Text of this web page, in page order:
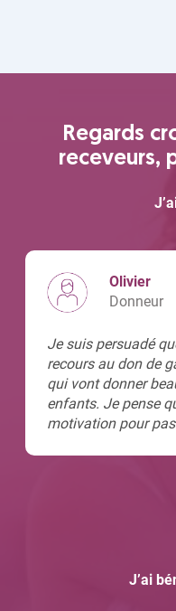
Regards
receveurs,
Olivier
Donneur
Je suis persuadé
recours au don de
qui vont donner
enfants. Je pense
motivation pour
J’ai